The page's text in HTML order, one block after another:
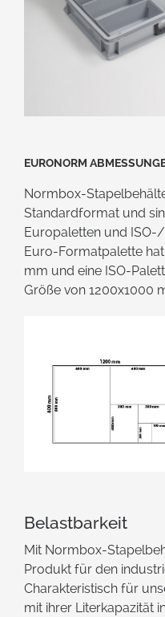
Euronorm
Normbox-
Standardformat und
Europaletten und
Euro-Formatpalette
mm und eine ISO-
Größe von 1200x1000
Belastbarkeit
Mit Normbox-
Produkt für den
Charakteristisch für
mit ihrer Literkapazität